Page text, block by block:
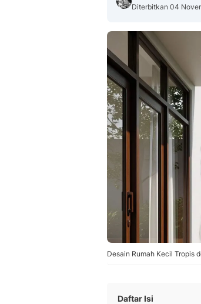
Diterbitkan 04
Desain Rumah Kecil Tropis
Daftar Isi